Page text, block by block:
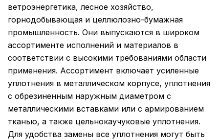
ветроэнергетика, лесное хозяйство,
горнодобывающая и целлюлозно-бумажная
промышленность. Они выпускаются в широком
ассортименте исполнений и материалов в
соответствии с высокими требованиями области
применения. Ассортимент включает усиленные
уплотнения в металлическом корпусе, уплотнения
с обрезиненным наружным диаметром с
металлическими вставками или с армированием
тканью, а также цельнокаучуковые уплотнения.
Для удобства замены все уплотнения могут быть